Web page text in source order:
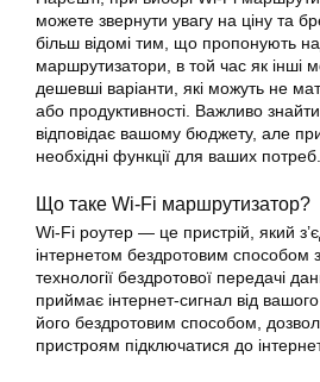
можете звернути увагу на ціну та
більш відомі тим, що пропонують
маршрутизатори, в той час як інші
дешевші варіанти, які можуть не
або продуктивності. Важливо
відповідає вашому бюджету, але
необхідні функції для ваших потреб.
Що таке Wi-Fi маршрутизатор?
Wi-Fi роутер — це пристрій, який
інтернетом бездротовим способом
технології бездротової передачі
приймає інтернет-сигнал від
його бездротовим способом,
пристроям підключатися до